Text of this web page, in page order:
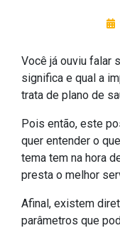
Você já ouviu falar
significa e qual a
trata de plano de
Pois então, este
quer entender o
tema tem na hora
presta o melhor
Afinal, existem
parâmetros que